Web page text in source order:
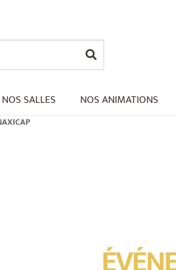
NOS SALLES NOS ANIMATIONS